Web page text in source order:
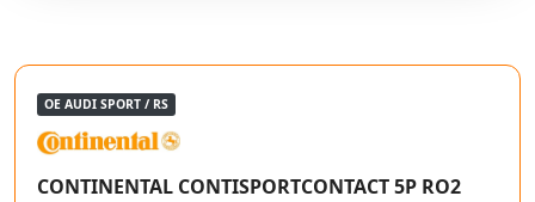
OE AUDI SPORT / RS
CONTINENTAL CONTISPORTCONTACT 5P RO2